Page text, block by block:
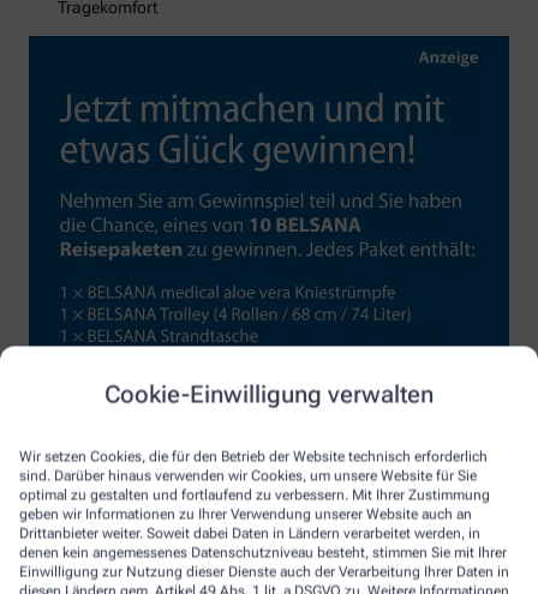
Cookie-Einwilligung verwalten
Wir setzen Cookies, die für den Betrieb der Website technisch erforderlich
sind. Darüber hinaus verwenden wir Cookies, um unsere Website für Sie
optimal zu gestalten und fortlaufend zu verbessern. Mit Ihrer Zustimmung
geben wir Informationen zu Ihrer Verwendung unserer Website auch an
Drittanbieter weiter. Soweit dabei Daten in Ländern verarbeitet werden, in
denen kein angemessenes Datenschutzniveau besteht, stimmen Sie mit Ihrer
Einwilligung zur Nutzung dieser Dienste auch der Verarbeitung Ihrer Daten in
Tragekomfort